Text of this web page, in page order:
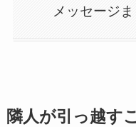
メッセージ
隣人が引っ越す